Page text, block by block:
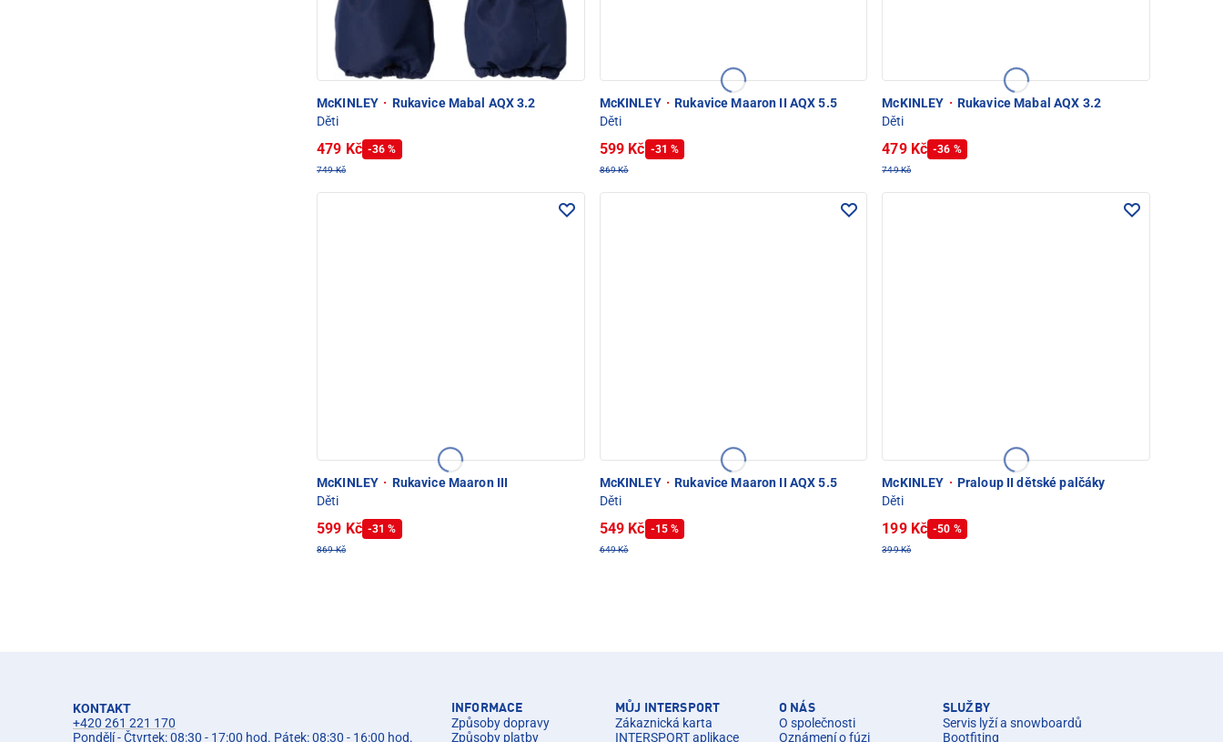
McKINLEY · Rukavice Mabal AQX 3.2
Děti
479 Kč -36 %
749 Kč
McKINLEY · Rukavice Maaron II AQX 5.5
Děti
599 Kč -31 %
869 Kč
McKINLEY · Rukavice Mabal AQX 3.2
Děti
479 Kč -36 %
749 Kč
McKINLEY · Rukavice Maaron III
Děti
599 Kč -31 %
869 Kč
McKINLEY · Rukavice Maaron II AQX 5.5
Děti
549 Kč -15 %
649 Kč
McKINLEY · Praloup II dětské palčáky
Děti
199 Kč -50 %
399 Kč
KONTAKT
+420 261 221 170
Pondělí - Čtvrtek: 08:30 - 17:00 hod. Pátek: 08:30 - 16:00 hod.
INFORMACE
Způsoby dopravy
Způsoby platby
MŮJ INTERSPORT
Zákaznická karta
INTERSPORT aplikace
O NÁS
O společnosti
Oznámení o fúzi
SLUŽBY
Servis lyží a snowboardů
Bootfiting